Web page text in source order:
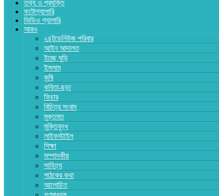
তথ্য ও প্রযুক্তি
ফটোগ্যালারি
ভিডিও গ্যালারি
আরও
২৪টুডেনিউজ পরিবার
আইন আদালত
ইচ্ছে ঘুড়ি
ইসলাম
কৃষি
কবিতা-ছড়া
ফিচার
বিচিত্র সংবাদ
মুক্তমত
মুক্তিযুদ্ধ
লাইফস্টাইল
শিক্ষা
সম্পাদকীয়
সাহিত্য
পাঠকের কথা
আলোচিত